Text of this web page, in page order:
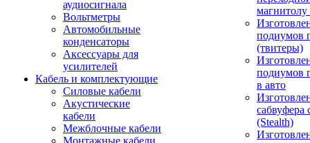
аудиосигнала
Вольтметры
Автомобильные
конденсаторы
Аксессуары для
усилителей
Кабель и комплектующие
Силовые кабели
Акустические
кабели
Межблочные кабели
Монтажные кабели
подиумов
(твитеры)
подиумов
в авто
сабвуфера
(Stealth)